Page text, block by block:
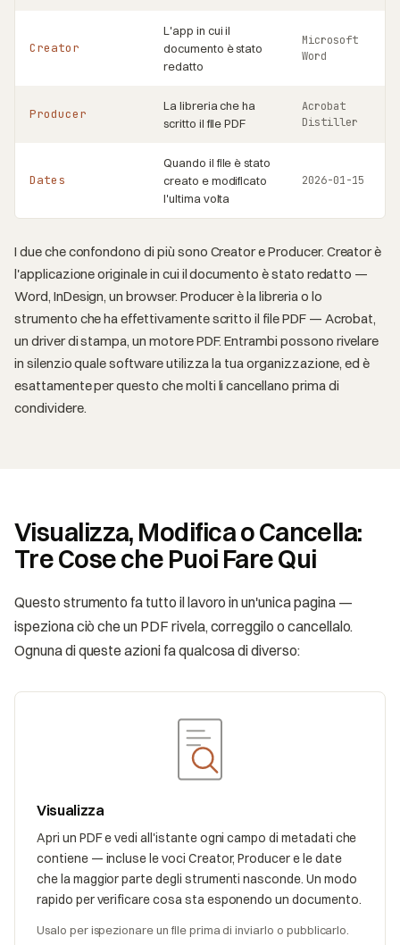
Creator
L'app in cui il
documento è stato
redatto
Microsoft
Word
Producer
La libreria che ha
scritto il file PDF
Acrobat
Distiller
Dates
Quando il file è stato
creato e modificato
l'ultima volta
2026-01-15
I due che confondono di più sono Creator e Producer. Creator è
l'applicazione originale in cui il documento è stato redatto —
Word, InDesign, un browser. Producer è la libreria o lo
strumento che ha effettivamente scritto il file PDF — Acrobat,
un driver di stampa, un motore PDF. Entrambi possono rivelare
in silenzio quale software utilizza la tua organizzazione, ed è
esattamente per questo che molti li cancellano prima di
condividere.
Visualizza, Modifica o Cancella:
Tre Cose che Puoi Fare Qui
Questo strumento fa tutto il lavoro in un'unica pagina —
ispeziona ciò che un PDF rivela, correggilo o cancellalo.
Ognuna di queste azioni fa qualcosa di diverso:
Visualizza
Apri un PDF e vedi all'istante ogni campo di metadati che
contiene — incluse le voci Creator, Producer e le date
che la maggior parte degli strumenti nasconde. Un modo
rapido per verificare cosa sta esponendo un documento.
Usalo per ispezionare un file prima di inviarlo o pubblicarlo.